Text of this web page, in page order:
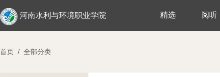
精选 阅听
河南水利与环境职业学院
首页 / 全部分类